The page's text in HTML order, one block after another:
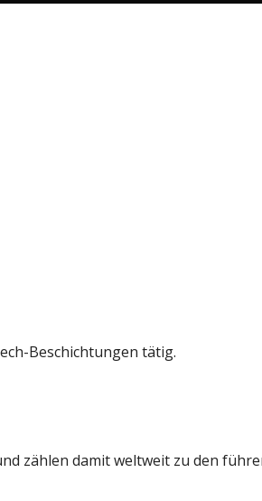
Beschichtungen tätig.
zählen damit weltweit zu den